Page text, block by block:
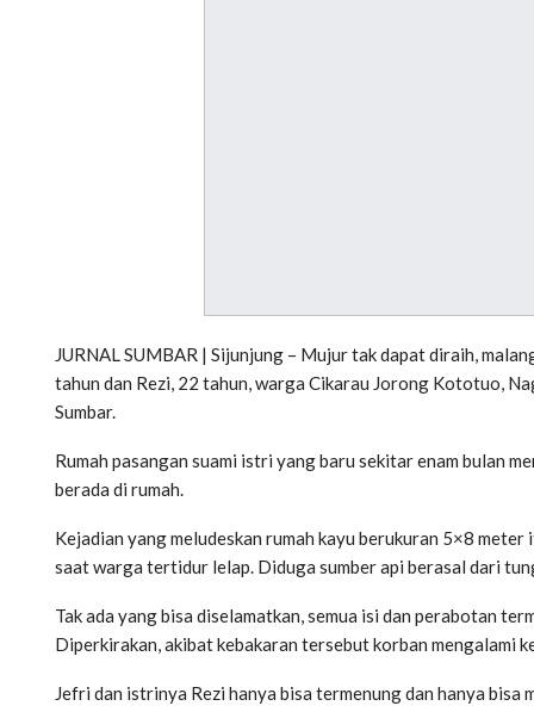
JURNAL SUMBAR | Sijunjung – Mujur tak dapat diraih,
tahun dan Rezi, 22 tahun, warga Cikarau Jorong Kototuo,
Sumbar.
Rumah pasangan suami istri yang baru sekitar enam bulan
berada di rumah.
Kejadian yang meludeskan rumah kayu berukuran 5×8
saat warga tertidur lelap. Diduga sumber api berasal dari
Tak ada yang bisa diselamatkan, semua isi dan perabotan
Diperkirakan, akibat kebakaran tersebut korban mengalami
Jefri dan istrinya Rezi hanya bisa termenung dan hanya